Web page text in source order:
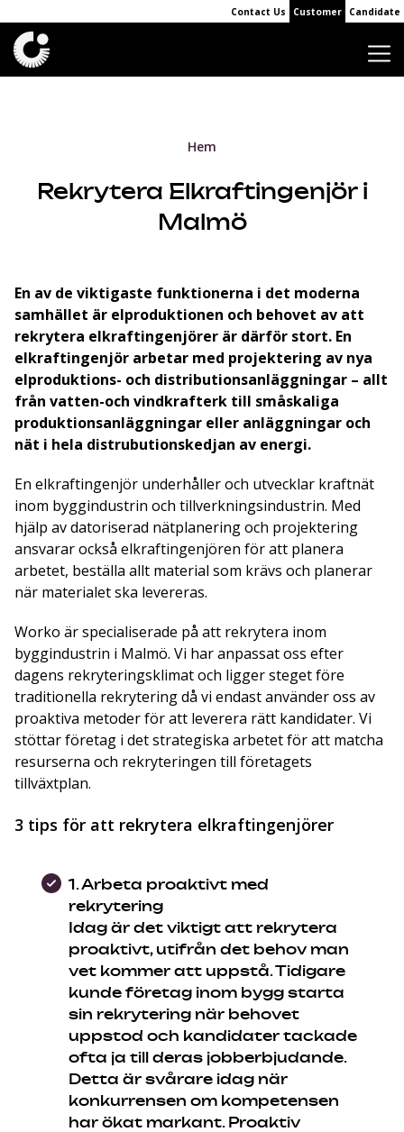
Contact Us Customer Candidate
Hem
Rekrytera Elkraftingenjör i
Malmö
En av de viktigaste funktionerna i det moderna
samhället är elproduktionen och behovet av att
rekrytera elkraftingenjörer är därför stort. En
elkraftingenjör arbetar med projektering av nya
elproduktions- och distributionsanläggningar – allt
från vatten-och vindkrafterk till småskaliga
produktionsanläggningar eller anläggningar och
nät i hela distrubutionskedjan av energi.
En elkraftingenjör underhåller och utvecklar kraftnät
inom byggindustrin och tillverkningsindustrin. Med
hjälp av datoriserad nätplanering och projektering
ansvarar också elkraftingenjören för att planera
arbetet, beställa allt material som krävs och planerar
när materialet ska levereras.
Worko är specialiserade på att rekrytera inom
byggindustrin i Malmö. Vi har anpassat oss efter
dagens rekryteringsklimat och ligger steget före
traditionella rekrytering då vi endast använder oss av
proaktiva metoder för att leverera rätt kandidater. Vi
stöttar företag i det strategiska arbetet för att matcha
resurserna och rekryteringen till företagets
tillväxtplan.
3 tips för att rekrytera elkraftingenjörer
1. Arbeta proaktivt med
rekrytering
Idag är det viktigt att rekrytera
proaktivt, utifrån det behov man
vet kommer att uppstå. Tidigare
kunde företag inom bygg starta
sin rekrytering när behovet
uppstod och kandidater tackade
ofta ja till deras jobberbjudande.
Detta är svårare idag när
konkurrensen om kompetensen
har ökat markant. Proaktiv